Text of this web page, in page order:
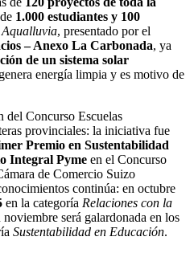
1.000 estudiantes y 100
Aqualluvia, presentado por el
– Anexo La Carbonada, ya
de un sistema solar
energía limpia y es motivo de
del Concurso Escuelas
provinciales: la iniciativa fue
Premio en Sustentabilidad
Integral Pyme en el Concurso
de Comercio Suizo
continúa: en octubre
en la categoría Relaciones con la
noviembre será galardonada en los
Sustentabilidad en Educación.